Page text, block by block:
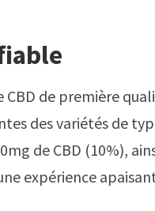
CBD de première
des variétés de
de CBD (10%),
expérience